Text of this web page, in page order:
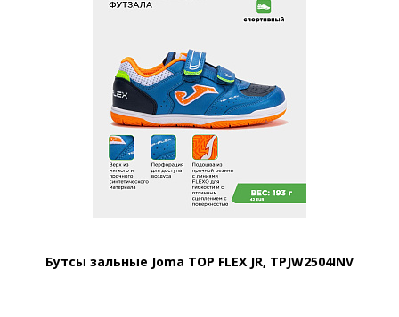
Бутсы зальные Joma TOP FLEX JR, TPJW2504INV